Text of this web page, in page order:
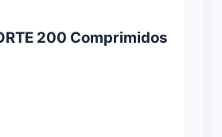
200 Comprimidos